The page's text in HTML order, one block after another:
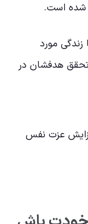
مورد
تحقق هدفشان در